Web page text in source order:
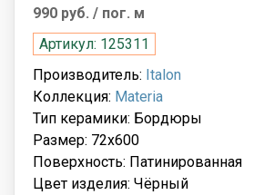
990 руб. / пог. м
Артикул: 125311
Производитель: Italon
Коллекция: Materia
Тип керамики: Бордюры
Размер: 72x600
Поверхность: Патинированная
Цвет изделия: Чёрный